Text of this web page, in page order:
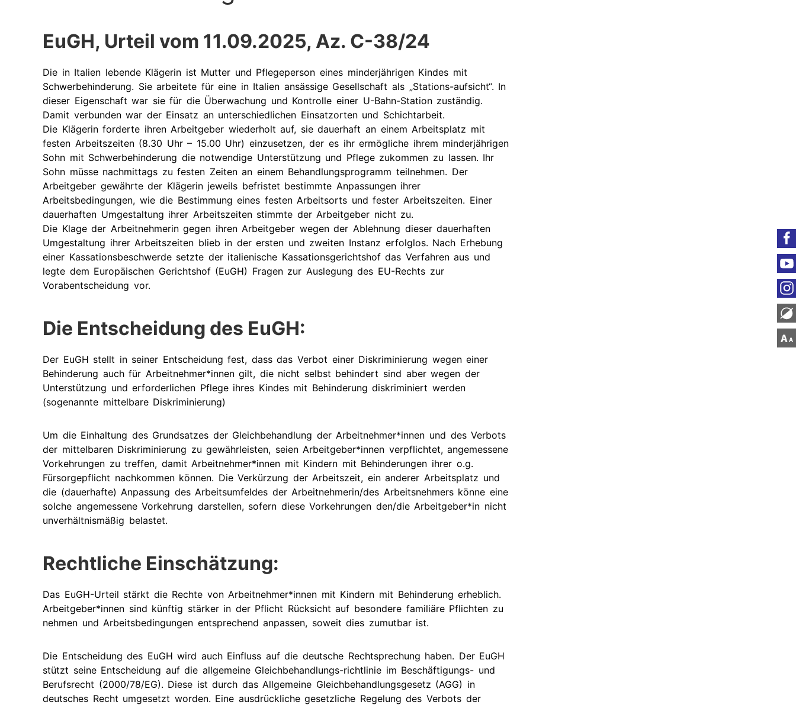
EuGH, Urteil vom 11.09.2025, Az. C-38/24
Die in Italien lebende Klägerin ist Mutter und Pflegeperson eines minderjährigen Kindes mit
Schwerbehinderung. Sie arbeitete für eine in Italien ansässige Gesellschaft als „Stations-aufsicht“. In
dieser Eigenschaft war sie für die Überwachung und Kontrolle einer U-Bahn-Station zuständig.
Damit verbunden war der Einsatz an unterschiedlichen Einsatzorten und Schichtarbeit.
Die Klägerin forderte ihren Arbeitgeber wiederholt auf, sie dauerhaft an einem Arbeitsplatz mit
festen Arbeitszeiten (8.30 Uhr – 15.00 Uhr) einzusetzen, der es ihr ermögliche ihrem minderjährigen
Sohn mit Schwerbehinderung die notwendige Unterstützung und Pflege zukommen zu lassen. Ihr
Sohn müsse nachmittags zu festen Zeiten an einem Behandlungsprogramm teilnehmen. Der
Arbeitgeber gewährte der Klägerin jeweils befristet bestimmte Anpassungen ihrer
Arbeitsbedingungen, wie die Bestimmung eines festen Arbeitsorts und fester Arbeitszeiten. Einer
dauerhaften Umgestaltung ihrer Arbeitszeiten stimmte der Arbeitgeber nicht zu.
Die Klage der Arbeitnehmerin gegen ihren Arbeitgeber wegen der Ablehnung dieser dauerhaften
Umgestaltung ihrer Arbeitszeiten blieb in der ersten und zweiten Instanz erfolglos. Nach Erhebung
einer Kassationsbeschwerde setzte der italienische Kassationsgerichtshof das Verfahren aus und
legte dem Europäischen Gerichtshof (EuGH) Fragen zur Auslegung des EU-Rechts zur
Vorabentscheidung vor.
Die Entscheidung des EuGH:
Der EuGH stellt in seiner Entscheidung fest, dass das Verbot einer Diskriminierung wegen einer
Behinderung auch für Arbeitnehmer*innen gilt, die nicht selbst behindert sind aber wegen der
Unterstützung und erforderlichen Pflege ihres Kindes mit Behinderung diskriminiert werden
(sogenannte mittelbare Diskriminierung)
Um die Einhaltung des Grundsatzes der Gleichbehandlung der Arbeitnehmer*innen und des Verbots
der mittelbaren Diskriminierung zu gewährleisten, seien Arbeitgeber*innen verpflichtet, angemessene
Vorkehrungen zu treffen, damit Arbeitnehmer*innen mit Kindern mit Behinderungen ihrer o.g.
Fürsorgepflicht nachkommen können. Die Verkürzung der Arbeitszeit, ein anderer Arbeitsplatz und
die (dauerhafte) Anpassung des Arbeitsumfeldes der Arbeitnehmerin/des Arbeitsnehmers könne eine
solche angemessene Vorkehrung darstellen, sofern diese Vorkehrungen den/die Arbeitgeber*in nicht
unverhältnismäßig belastet.
Rechtliche Einschätzung:
Das EuGH-Urteil stärkt die Rechte von Arbeitnehmer*innen mit Kindern mit Behinderung erheblich.
Arbeitgeber*innen sind künftig stärker in der Pflicht Rücksicht auf besondere familiäre Pflichten zu
nehmen und Arbeitsbedingungen entsprechend anpassen, soweit dies zumutbar ist.
Die Entscheidung des EuGH wird auch Einfluss auf die deutsche Rechtsprechung haben. Der EuGH
stützt seine Entscheidung auf die allgemeine Gleichbehandlungs-richtlinie im Beschäftigungs- und
Berufsrecht (2000/78/EG). Diese ist durch das Allgemeine Gleichbehandlungsgesetz (AGG) in
deutsches Recht umgesetzt worden. Eine ausdrückliche gesetzliche Regelung des Verbots der